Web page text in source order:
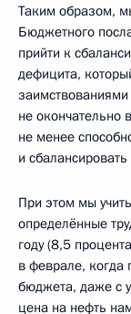
Таким образом,
Бюджетного
прийти к
дефицита,
не
не менее
и
При этом мы
определённые
году (8,5
в феврале, когда
бюджета, даже с
цена на нефть